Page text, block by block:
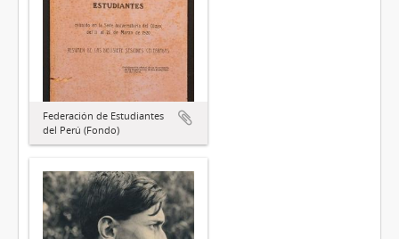
Federación de Estudiantes
del Perú (Fondo)